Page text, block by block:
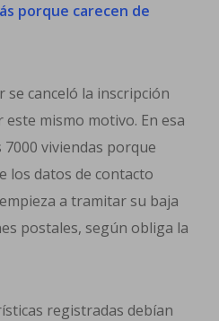
porque carecen de
canceló la inscripción
este mismo motivo. En esa
viviendas porque
los datos de contacto
a tramitar su baja
postales, según obliga la
registradas debían